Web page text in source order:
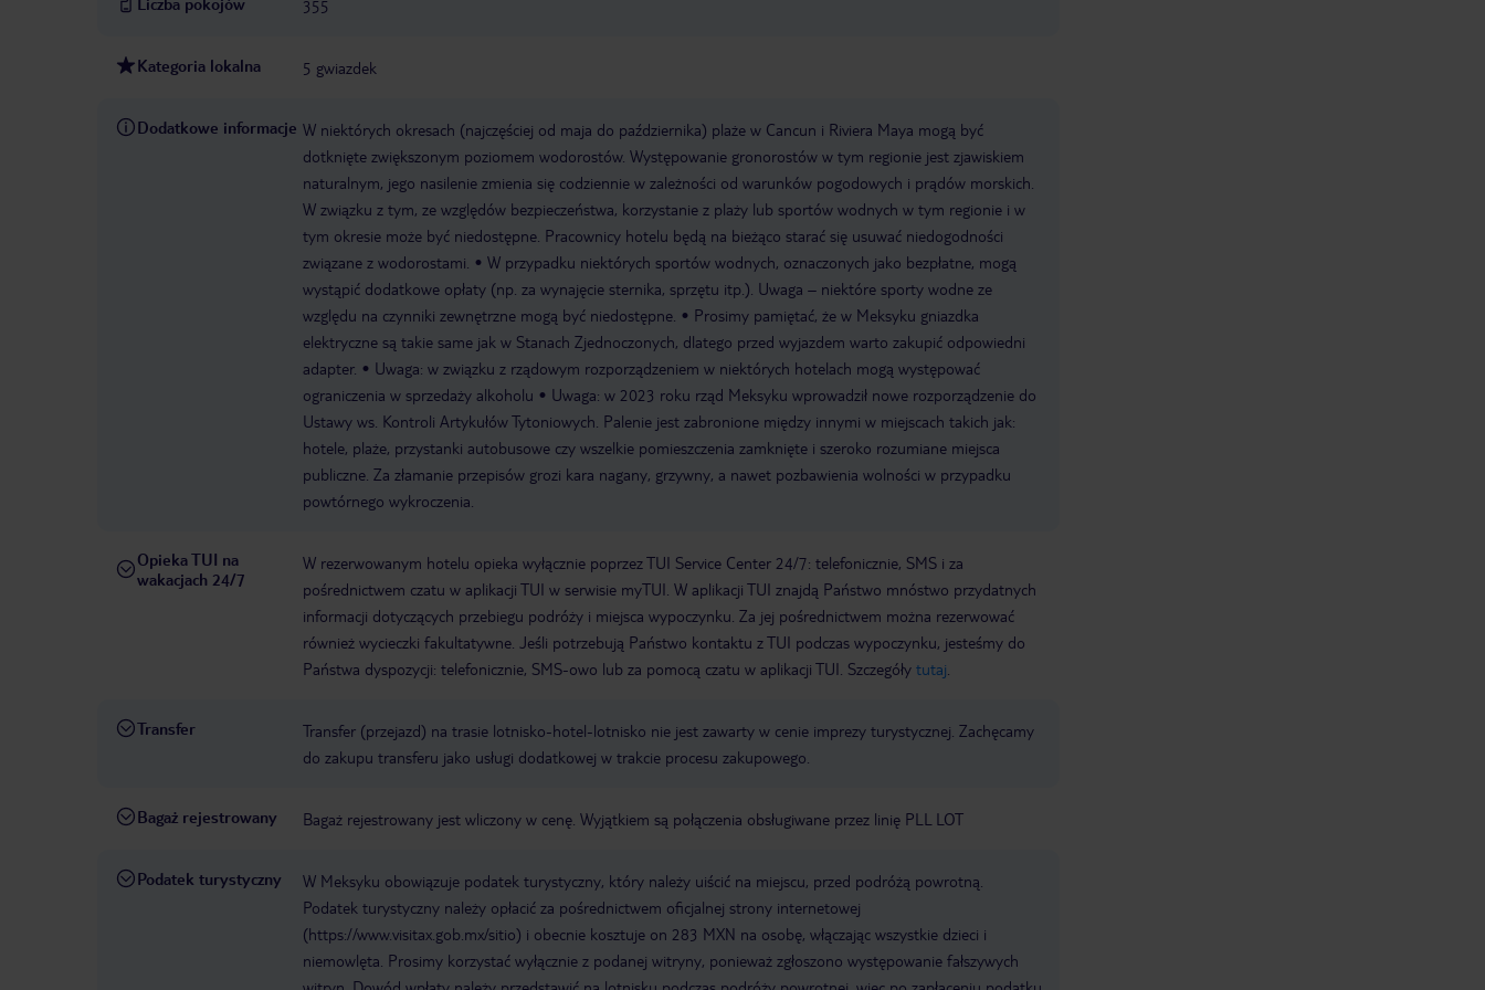
355
Kategoria lokalna 5 gwiazdek
Dodatkowe informacje W niektórych okresach (najczęściej od maja do października) plaże w Cancun i Riviera Maya mogą być
dotknięte zwiększonym poziomem wodorostów. Występowanie gronorostów w tym regionie jest zjawiskiem
naturalnym, jego nasilenie zmienia się codziennie w zależności od warunków pogodowych i prądów morskich.
W związku z tym, ze względów bezpieczeństwa, korzystanie z plaży lub sportów wodnych w tym regionie i w
tym okresie może być niedostępne. Pracownicy hotelu będą na bieżąco starać się usuwać niedogodności
związane z wodorostami.
W przypadku niektórych sportów wodnych, oznaczonych jako bezpłatne, mogą
wystąpić dodatkowe opłaty (np. za wynajęcie sternika, sprzętu itp.). Uwaga – niektóre sporty wodne ze
względu na czynniki zewnętrzne mogą być niedostępne.
Prosimy pamiętać, że w Meksyku gniazdka
elektryczne są takie same jak w Stanach Zjednoczonych, dlatego przed wyjazdem warto zakupić odpowiedni
adapter.
Uwaga: w związku z rządowym rozporządzeniem w niektórych hotelach mogą występować
ograniczenia w sprzedaży alkoholu
Uwaga: w 2023 roku rząd Meksyku wprowadził nowe rozporządzenie do
Ustawy ws. Kontroli Artykułów Tytoniowych. Palenie jest zabronione między innymi w miejscach takich jak:
hotele, plaże, przystanki autobusowe czy wszelkie pomieszczenia zamknięte i szeroko rozumiane miejsca
publiczne. Za złamanie przepisów grozi kara nagany, grzywny, a nawet pozbawienia wolności w przypadku
powtórnego wykroczenia.
Opieka TUI na
wakacjach 24/7
W rezerwowanym hotelu opieka wyłącznie poprzez TUI Service Center 24/7: telefonicznie, SMS i za
pośrednictwem czatu w aplikacji TUI w serwisie myTUI. W aplikacji TUI znajdą Państwo mnóstwo przydatnych
informacji dotyczących przebiegu podróży i miejsca wypoczynku. Za jej pośrednictwem można rezerwować
również wycieczki fakultatywne. Jeśli potrzebują Państwo kontaktu z TUI podczas wypoczynku, jesteśmy do
Państwa dyspozycji: telefonicznie, SMS-owo lub za pomocą czatu w aplikacji TUI. Szczegóły tutaj
Transfer
Transfer (przejazd) na trasie lotnisko-hotel-lotnisko nie jest zawarty w cenie imprezy turystycznej. Zachęcamy
do zakupu transferu jako usługi dodatkowej w trakcie procesu zakupowego.
Bagaż rejestrowany Bagaż rejestrowany jest wliczony w cenę. Wyjątkiem są połączenia obsługiwane przez linię PLL LOT
Podatek turystyczny
W Meksyku obowiązuje podatek turystyczny, który należy uiścić na miejscu, przed podróżą powrotną.
Podatek turystyczny należy opłacić za pośrednictwem oficjalnej strony internetowej
(https://www.visitax.gob.mx/sitio) i obecnie kosztuje on 283 MXN na osobę, włączając wszystkie dzieci i
niemowlęta. Prosimy korzystać wyłącznie z podanej witryny, ponieważ zgłoszono występowanie fałszywych